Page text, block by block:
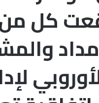
كل